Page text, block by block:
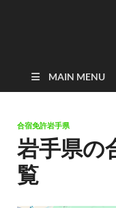
MAIN MENU
合宿免許岩手県
岩手県の
覧